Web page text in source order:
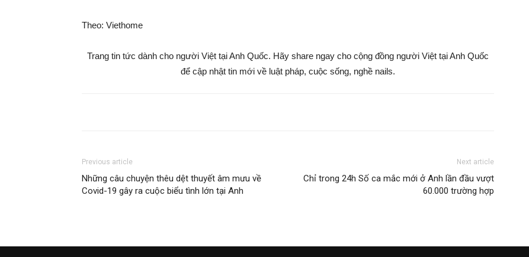
Theo: Viethome
Trang tin tức dành cho người Việt tại Anh Quốc. Hãy share ngay cho cộng đồng người Việt tại Anh Quốc
để cập nhật tin mới về luật pháp, cuộc sống, nghề nails.
Previous article
Những câu chuyện thêu dệt thuyết âm mưu về
Covid-19 gây ra cuộc biểu tình lớn tại Anh
Next article
Chỉ trong 24h Số ca mắc mới ở Anh lần đầu vượt
60.000 trường hợp